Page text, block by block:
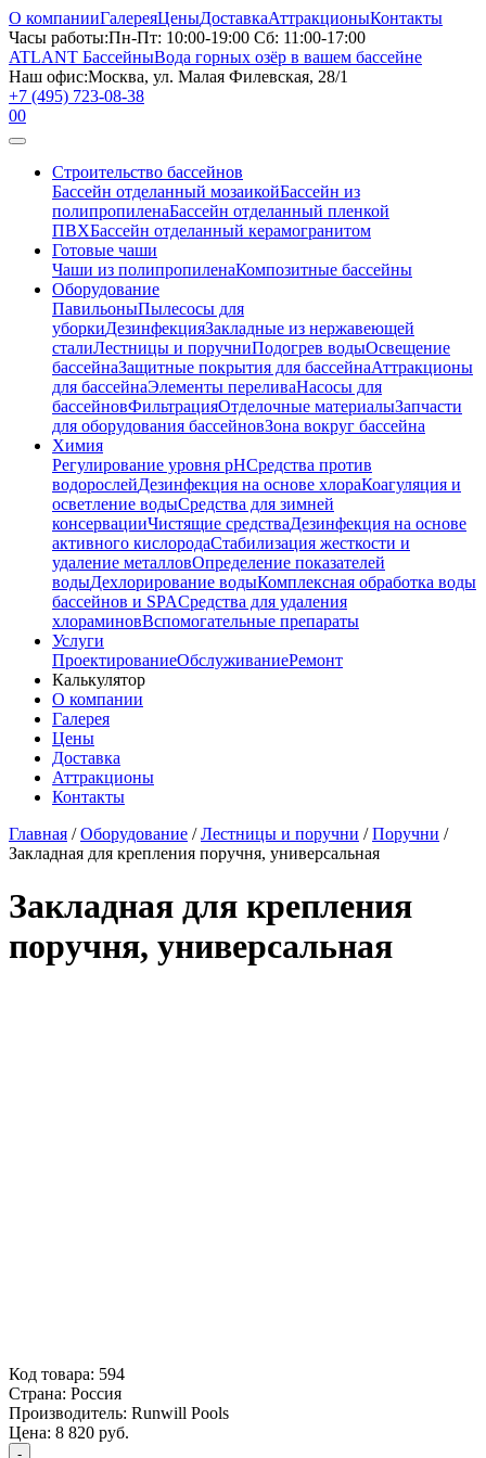
О компанииГалереяЦеныДоставкаАттракционыКонтакты
Часы работы:Пн-Пт: 10:00-19:00 Сб: 11:00-17:00
ATLANT БассейныВода горных озёр в вашем бассейне
Наш офис:Москва, ул. Малая Филевская, 28/1
+7 (495) 723-08-38
00
Строительство бассейнов
Бассейн отделанный мозаикойБассейн из
полипропиленаБассейн отделанный пленкой
ПВХБассейн отделанный керамогранитом
Готовые чаши
Чаши из полипропиленаКомпозитные бассейны
Оборудование
ПавильоныПылесосы для
уборкиДезинфекцияЗакладные из нержавеющей
сталиЛестницы и поручниПодогрев водыОсвещение
бассейнаЗащитные покрытия для бассейнаАттракционы
для бассейнаЭлементы переливаНасосы для
бассейновФильтрацияОтделочные материалыЗапчасти
для оборудования бассейновЗона вокруг бассейна
Химия
Регулирование уровня рНСредства против
водорослейДезинфекция на основе хлораКоагуляция и
осветление водыСредства для зимней
консервацииЧистящие средстваДезинфекция на основе
активного кислородаСтабилизация жесткости и
удаление металловОпределение показателей
водыДехлорирование водыКомплексная обработка воды
бассейнов и SPAСредства для удаления
хлораминовВспомогательные препараты
Услуги
ПроектированиеОбслуживаниеРемонт
Калькулятор
О компании
Галерея
Цены
Доставка
Аттракционы
Контакты
Главная /Оборудование /Лестницы и поручни /Поручни /
Закладная для крепления поручня, универсальная
Закладная для крепления
поручня, универсальная
Код товара: 594
Страна: Россия
Производитель: Runwill Pools
Цена: 8 820 руб.
-